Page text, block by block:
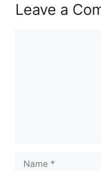
Leave a
Name